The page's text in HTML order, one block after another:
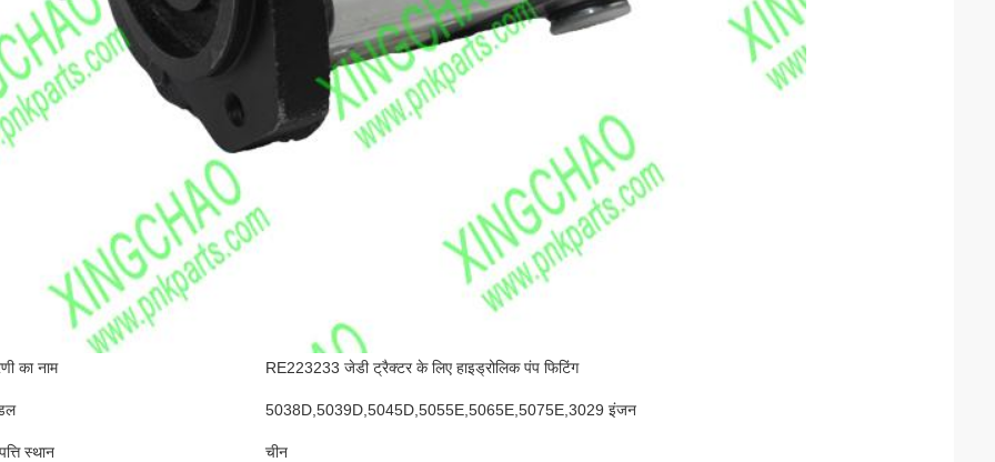
का नाम RE223233 जेडी ट्रैक्टर के लिए हाइड्रोलिक पंप फिटिंग
5038D,5039D,5045D,5055E,5065E,5075E,3029 इंजन
स्थान चीन